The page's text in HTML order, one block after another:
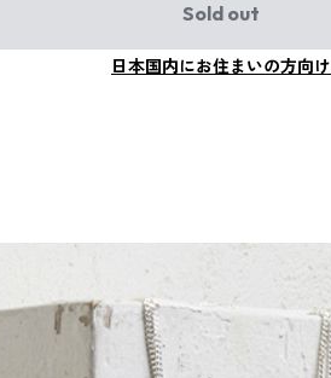
Sold out
日本国内にお住まいの方向け